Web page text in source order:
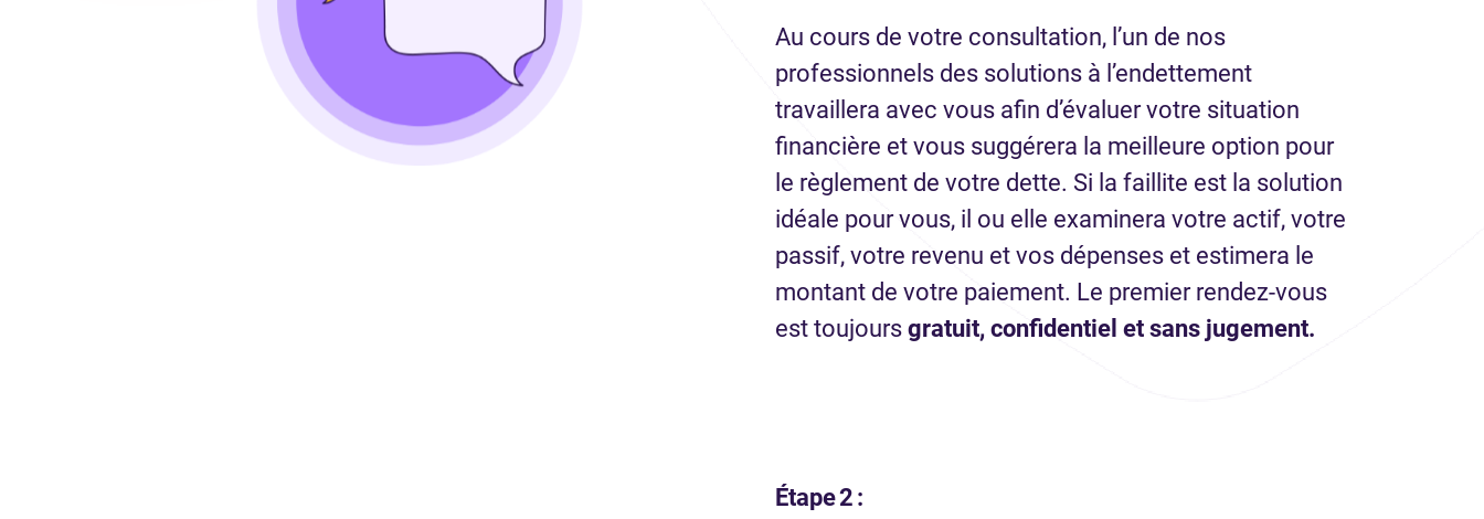
Au cours de votre consultation, l’un de nos
professionnels des solutions à l’endettement
travaillera avec vous afin d’évaluer votre situation
financière et vous suggérera la meilleure option pour
le règlement de votre dette. Si la faillite est la solution
idéale pour vous, il ou elle examinera votre actif, votre
passif, votre revenu et vos dépenses et estimera le
montant de votre paiement. Le premier rendez-vous
est toujours gratuit, confidentiel et sans jugement.
Étape 2 :